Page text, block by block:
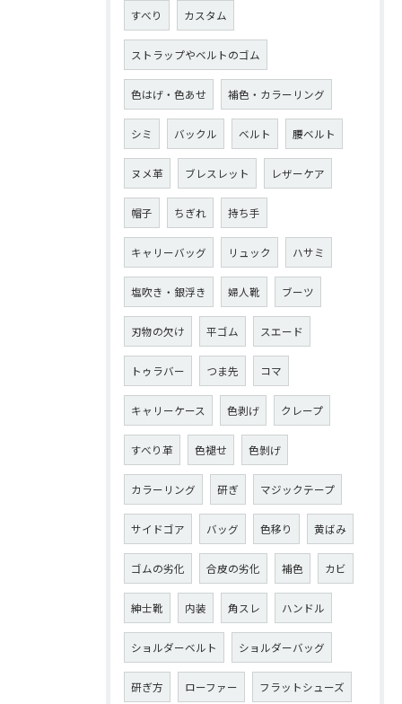
すべり カスタム
ストラップやベルトのゴム
色はげ・色あせ 補色・カラーリング
シミ バックル ベルト 腰ベルト
ヌメ革 ブレスレット レザーケア
帽子 ちぎれ 持ち手
キャリーバッグ リュック ハサミ
塩吹き・銀浮き 婦人靴 ブーツ
刃物の欠け 平ゴム スエード
トゥラバー つま先 コマ
キャリーケース 色剥げ クレープ
すべり革 色褪せ 色剝げ
カラーリング 研ぎ マジックテープ
サイドゴア バッグ 色移り 黄ばみ
ゴムの劣化 合皮の劣化 補色 カビ
紳士靴 内装 角スレ ハンドル
ショルダーベルト ショルダーバッグ
研ぎ方 ローファー フラットシューズ